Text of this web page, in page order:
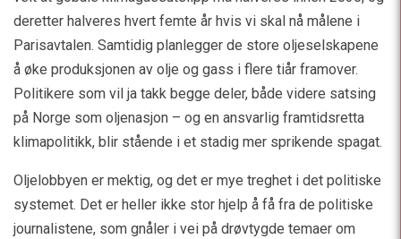
deretter halveres hvert femte år hvis vi skal nå målene i
Parisavtalen. Samtidig planlegger de store oljeselskapene
å øke produksjonen av olje og gass i flere tiår framover.
Politikere som vil ja takk begge deler, både videre satsing
på Norge som oljenasjon – og en ansvarlig framtidsretta
klimapolitikk, blir stående i et stadig mer sprikende spagat.
Oljelobbyen er mektig, og det er mye treghet i det politiske
systemet. Det er heller ikke stor hjelp å få fra de politiske
journalistene, som gnåler i vei på drøvtygde temaer om